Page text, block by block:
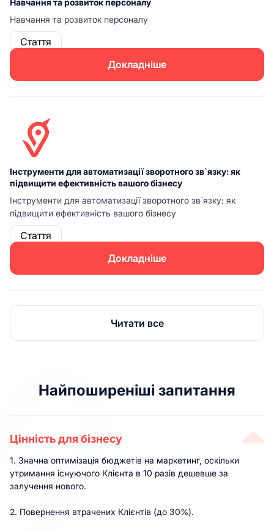
Навчання та розвиток персоналу
Навчання та розвиток персоналу
Стаття
Докладніше
Інструменти для автоматизації зворотного зв`язку: як
підвищити ефективність вашого бізнесу
Інструменти для автоматизації зворотного зв`язку: як
підвищити ефективність вашого бізнесу
Стаття
Докладніше
Читати все
Найпоширеніші запитання
Цінність для бізнесу
1. Значна оптимізація бюджетів на маркетинг, оскільки
утримання існуючого Клієнта в 10 разів дешевше за
залучення нового.
2. Повернення втрачених Клієнтів (до 30%).